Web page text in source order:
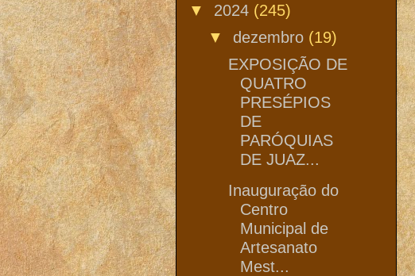
▼ 2024 (245)
▼ dezembro (19)
EXPOSIÇÃO DE
QUATRO
PRESÉPIOS
DE
PARÓQUIAS
DE JUAZ...
Inauguração do
Centro
Municipal de
Artesanato
Mest...